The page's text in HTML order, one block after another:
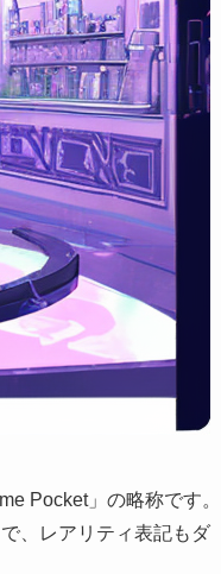
Pocket」の略称です。
、レアリティ表記もダ